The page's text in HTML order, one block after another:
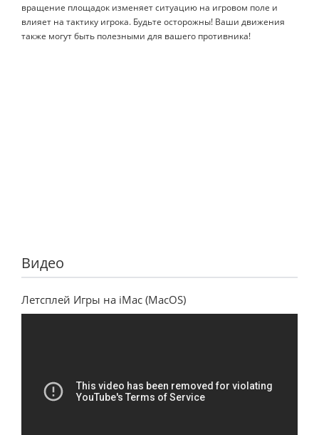
вращение площадок изменяет ситуацию на игровом поле и
влияет на тактику игрока. Будьте осторожны! Ваши движения
также могут быть полезными для вашего противника!
Видео
Летсплей Игры на iMac (MacOS)